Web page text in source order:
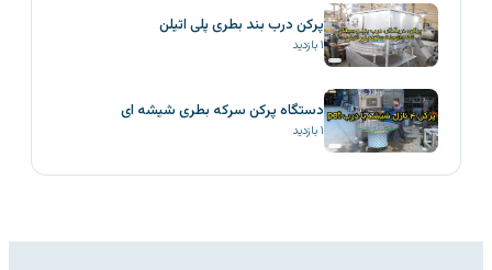
پرکن درب بند بطری پلی اتیلن
۱بازدید
دستگاه پرکن سرکه بطری شیشه ای
۱بازدید